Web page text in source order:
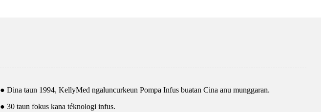
● Dina taun 1994, KellyMed ngaluncurkeun Pompa Infus buatan Cina anu munggaran.
● 30 taun fokus kana téknologi infus.